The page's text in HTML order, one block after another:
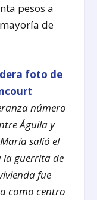
pesos a
de
número
Águila y
salió el
la guerrita de
fue
como centro